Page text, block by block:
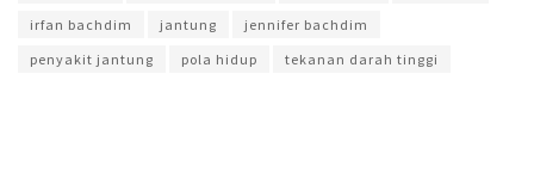
irfan bachdim
jantung
jennifer bachdim
penyakit jantung
pola hidup tekanan darah tinggi